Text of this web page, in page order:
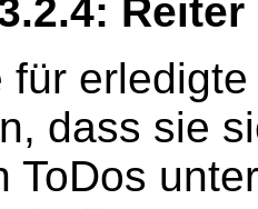
Reiter
für
dass sie
ToDos